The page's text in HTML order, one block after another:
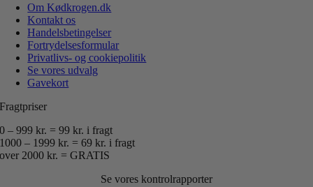
Om Kødkrogen.dk
Kontakt os
Handelsbetingelser
Fortrydelsesformular
Privatlivs- og cookiepolitik
Se vores udvalg
Gavekort
Fragtpriser
0 – 999 kr. = 99 kr. i fragt
1000 – 1999 kr. = 69 kr. i fragt
over 2000 kr. = GRATIS
Se vores kontrolrapporter